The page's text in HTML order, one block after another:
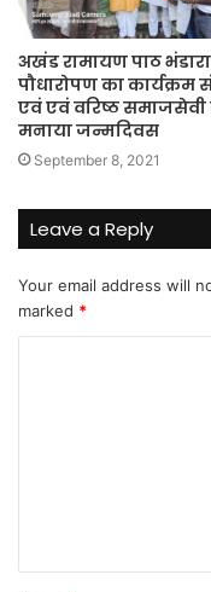
अखंड रामायण पाठ
पौधारोपण का कार्यक्रम
एवं एवं वरिष्ठ समाजसेवी
मनाया जन्मदिवस
September 8, 2021
Leave a Reply
Your email address will
marked *
t